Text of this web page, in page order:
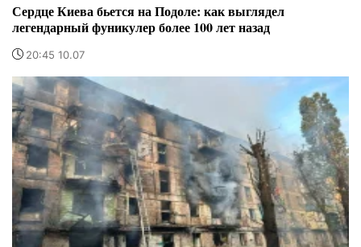
Сердце Киева бьется на Подоле: как выглядел
легендарный фуникулер более 100 лет назад
20:45 10.07